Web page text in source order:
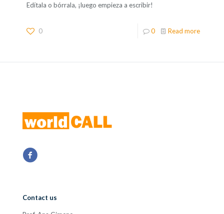
Edítala o bórrala, ¡luego empieza a escribir!
0 0 Read more
Contact us